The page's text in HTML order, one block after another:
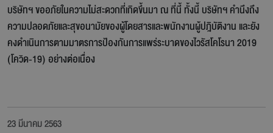
บริษัทฯ ขออภัยในความไม่สะดวกที่เกิดขึ้นมา ณ ที่นี้ ทั้งนี้ บริษัทฯ คำนึงถึง
ความปลอดภัยและสุขอนามัยของผู้โดยสารและพนักงานผู้ปฎิบัติงาน และยัง
คงดำเนินการตามมาตรการป้องกันการแพร่ระบาดของไวรัสโคโรนา 2019
(โควิด-19) อย่างต่อเนื่อง
23 มีนาคม 2563